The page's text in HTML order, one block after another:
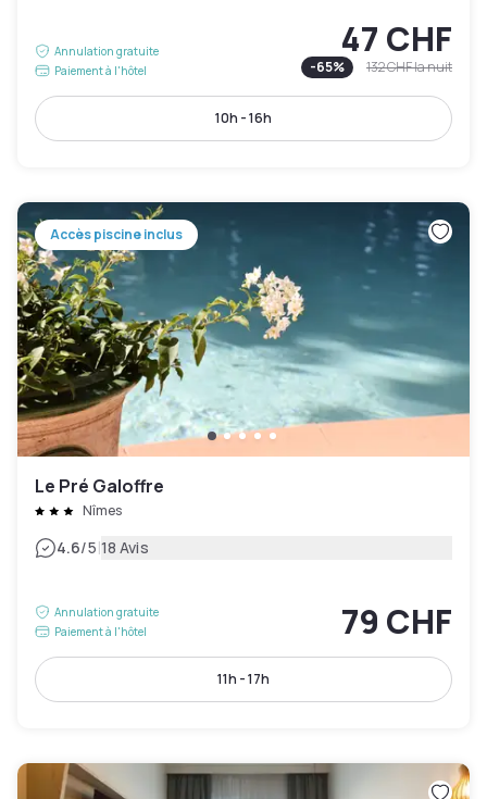
Annulation gratuite
Paiement à l'hôtel
47 CHF
-65% 132 CHFla nuit
10h - 16h
Accès piscine inclus
Le Pré Galoffre
Nîmes
4.6/5|18 Avis
Annulation gratuite
Paiement à l'hôtel
79 CHF
11h - 17h